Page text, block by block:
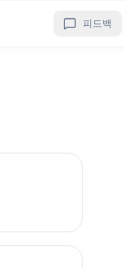
피드백